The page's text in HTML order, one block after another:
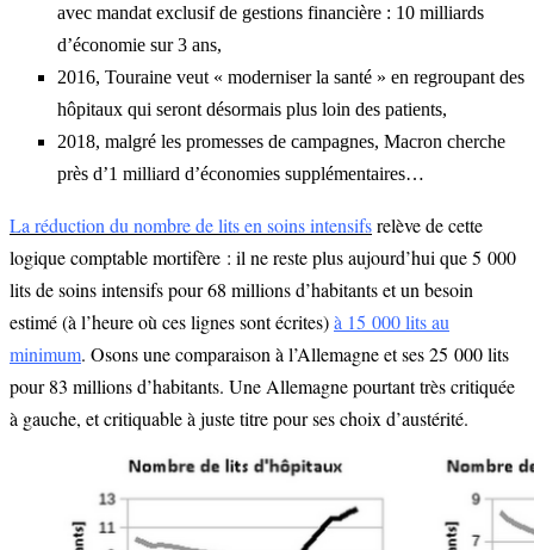
avec mandat exclusif de gestions financière : 10 milliards
d’économie sur 3 ans,
2016, Touraine veut « moderniser la santé » en regroupant des
hôpitaux qui seront désormais plus loin des patients,
2018, malgré les promesses de campagnes, Macron cherche
près d’1 milliard d’économies supplémentaires…
La réduction du nombre de lits en soins intensifsrelève de cette
logique comptable mortifère : il ne reste plus aujourd’hui que 5 000
lits de soins intensifs pour 68 millions d’habitants et un besoin
estimé (à l’heure où ces lignes sont écrites)à 15 000 lits au
minimum. Osons une comparaison à l’Allemagne et ses 25 000 lits
pour 83 millions d’habitants. Une Allemagne pourtant très critiquée
à gauche, et critiquable à juste titre pour ses choix d’austérité.